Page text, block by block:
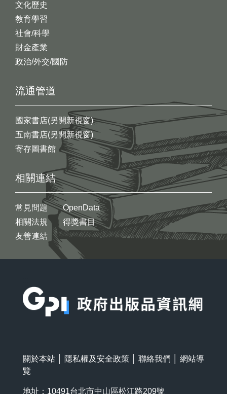
文化歷史
教育學習
社會/科學
財金產業
政治/外交/國防
流通管道
國家書店(另開新視窗)
五南書店(另開新視窗)
寄存圖書館
相關連結
常見問題
相關法規
友善連結
OpenData
得獎書目
關於本站 隱私權及安全政策 聯絡我們
網站導
覽
地址：10491台北市中山區松江路209號